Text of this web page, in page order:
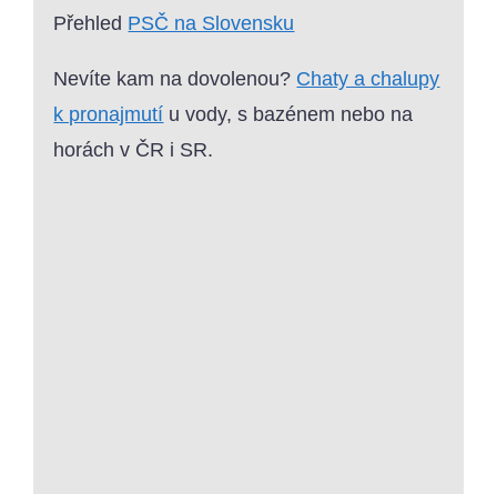
Přehled PSČ na Slovensku
Nevíte kam na dovolenou? Chaty a chalupy
k pronajmutí u vody, s bazénem nebo na
horách v ČR i SR.